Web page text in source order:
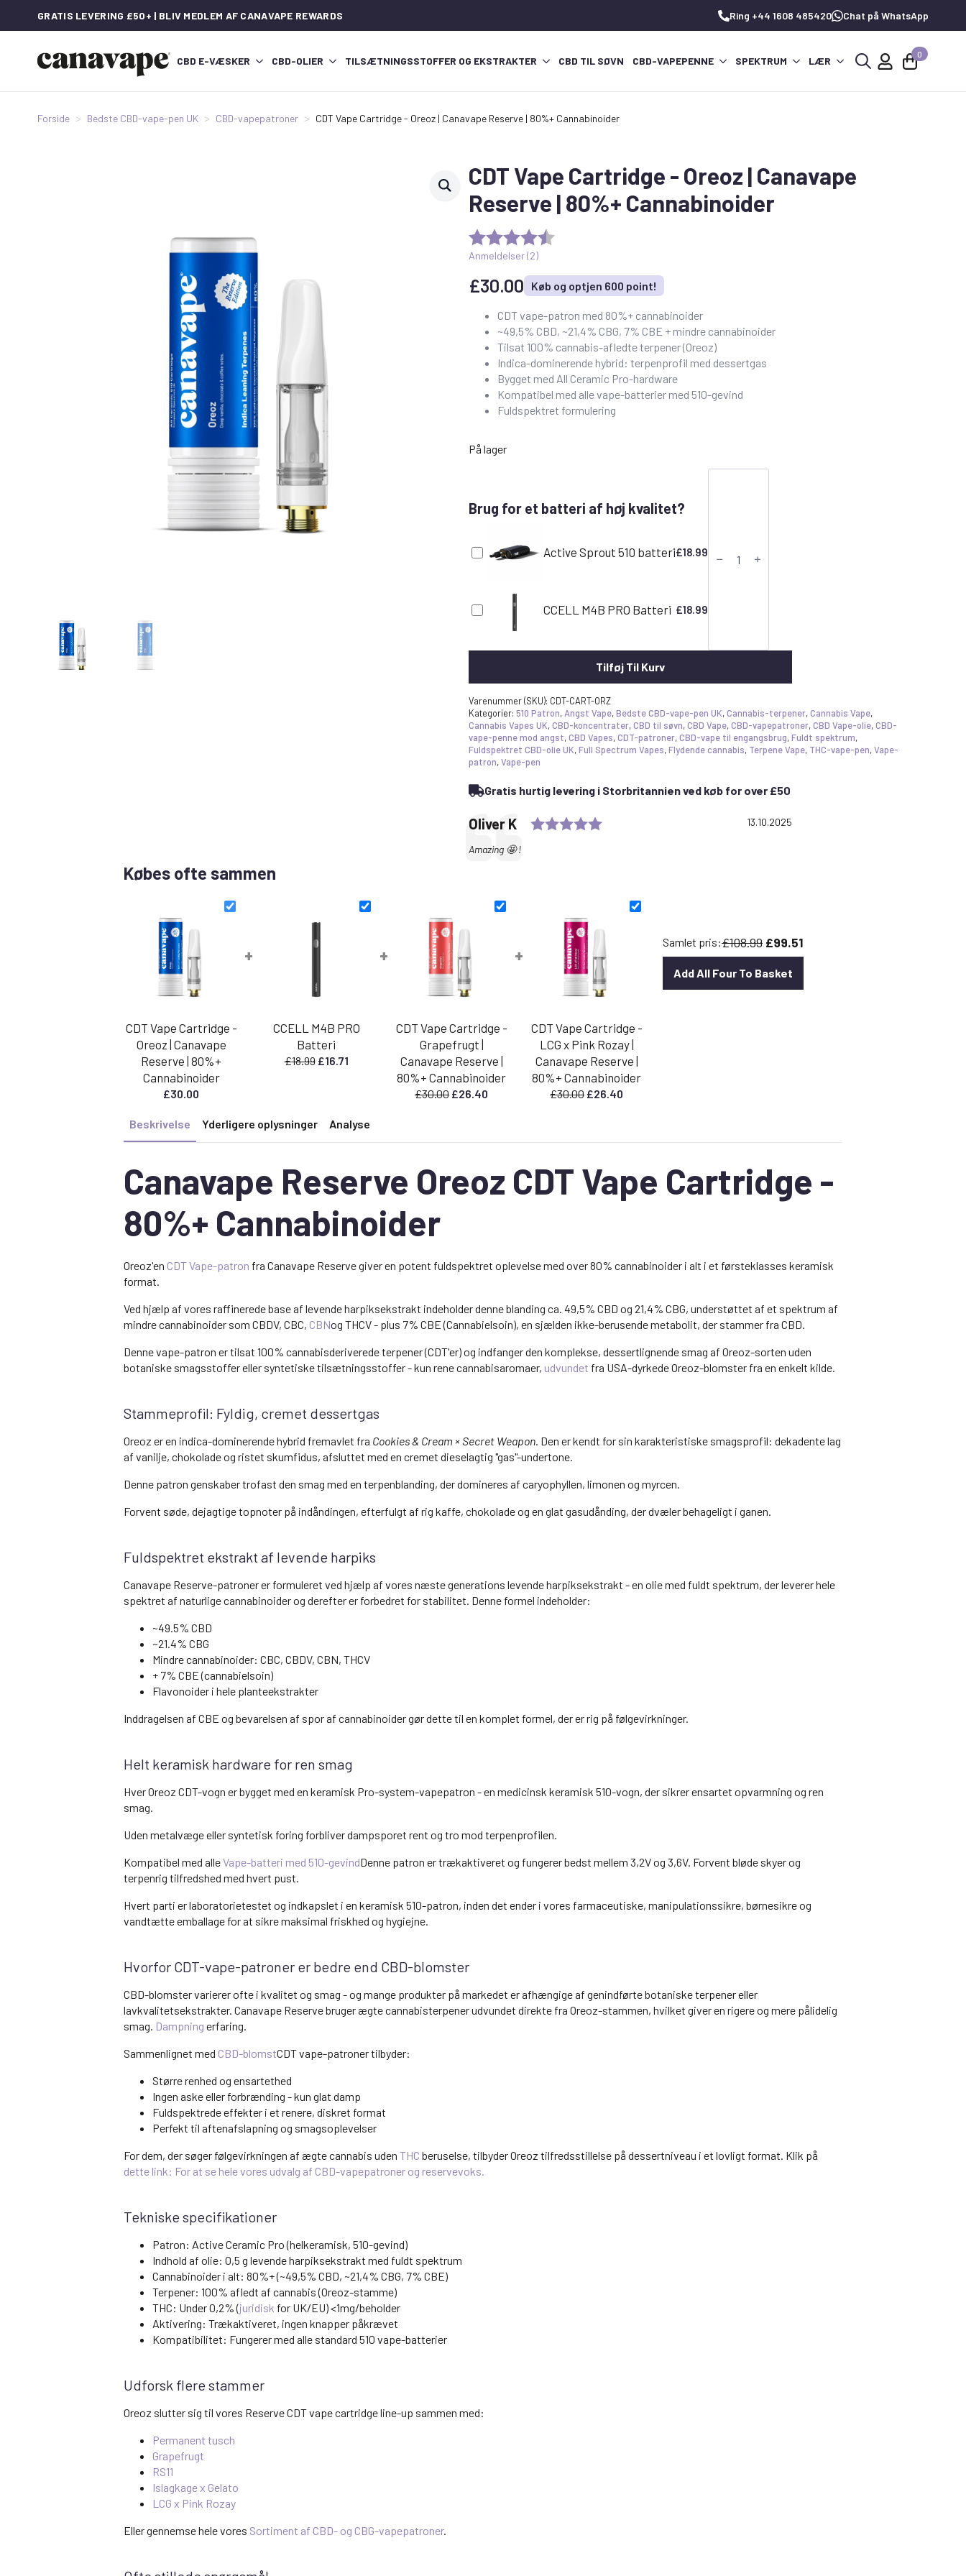
GRATIS LEVERING £50+ | BLIV MEDLEM AF CANAVAPE REWARDS Ring +44 1608 485420 Chat på WhatsApp
CBD E-VÆSKER CBD-OLIER TILSÆTNINGSSTOFFER OG EKSTRAKTER CBD TIL SØVN CBD-VAPEPENNE SPEKTRUM LÆR
0
Forside Bedste CBD-vape-pen UK CBD-vapepatroner CDT Vape Cartridge - Oreoz | Canavape Reserve | 80%+ Cannabinoider
CDT Vape Cartridge - Oreoz | Canavape
Reserve | 80%+ Cannabinoider
Anmeldelser (2)
£30.00 Køb og optjen 600 point!
CDT vape-patron med 80%+ cannabinoider
~49,5% CBD, ~21,4% CBG, 7% CBE + mindre cannabinoider
Tilsat 100% cannabis-afledte terpener (Oreoz)
Indica-dominerende hybrid: terpenprofil med dessertgas
Bygget med All Ceramic Pro-hardware
Kompatibel med alle vape-batterier med 510-gevind
Fuldspektret formulering
På lager
Brug for et batteri af høj kvalitet?
Active Sprout 510 batteri£18.99
CCELL M4B PRO Batteri £18.99
CDT
Reserve
Tilføj Til Kurv
Varenummer (SKU): CDT-CART-ORZ
Kategorier: 510 Patron, Angst Vape,Bedste CBD-vape-pen UK,Cannabis-terpener,Cannabis Vape,
Cannabis Vapes UK,CBD-koncentrater,CBD til søvn,CBD Vape,CBD-vapepatroner,CBD Vape-olie,CBD-
vape-penne mod angst,CBD Vapes,CDT-patroner,CBD-vape til engangsbrug,Fuldt spektrum,
Fuldspektret CBD-olie UK,Full Spectrum Vapes,Flydende cannabis, Terpene Vape, THC-vape-pen,Vape-
patron,Vape-pen
Gratis hurtig levering i Storbritannien ved køb for over £50
Udtalelse
Forfatter:
Oliver K Bedømmelse: 5,0 ud af 5 stjerner
Dato:
13.10.2025
Tekst:
Amazing 🤩 !
Købes ofte sammen
CDT Vape Cartridge -
Oreoz | Canavape
Reserve | 80%+
Cannabinoider
£30.00
+
CCELL M4B PRO
Batteri
£18.99 Den
£18.99.
£16.71Den
£16.71.
+
CDT Vape Cartridge -
Grapefrugt |
Canavape Reserve |
80%+ Cannabinoider
£30.00 Den
var:
£26.40
er:
+
CDT Vape Cartridge -
LCG x Pink Rozay |
Canavape Reserve |
80%+ Cannabinoider
£30.00 Den
var:
£26.40
er:
Samlet pris:£108.99 £99.51
Add All Four To Basket
Beskrivelse Yderligere oplysninger Analyse
Canavape Reserve Oreoz CDT Vape Cartridge -
80%+ Cannabinoider
Oreoz'en CDT Vape-patron fra Canavape Reserve giver en potent fuldspektret oplevelse med over 80% cannabinoider i alt i et førsteklasses keramisk
format.
Ved hjælp af vores raffinerede base af levende harpiksekstrakt indeholder denne blanding ca. 49,5% CBD og 21,4% CBG, understøttet af et spektrum af
mindre cannabinoider som CBDV, CBC, CBNog THCV - plus 7% CBE (Cannabielsoin), en sjælden ikke-berusende metabolit, der stammer fra CBD.
Denne vape-patron er tilsat 100% cannabisderiverede terpener (CDT'er) og indfanger den komplekse, dessertlignende smag af Oreoz-sorten uden
botaniske smagsstoffer eller syntetiske tilsætningsstoffer - kun rene cannabisaromaer, udvundet fra USA-dyrkede Oreoz-blomster fra en enkelt kilde.
Stammeprofil: Fyldig, cremet dessertgas
Oreoz er en indica-dominerende hybrid fremavlet fra Cookies & Cream × Secret Weapon . Den er kendt for sin karakteristiske smagsprofil: dekadente lag
af vanilje, chokolade og ristet skumfidus, afsluttet med en cremet dieselagtig "gas"-undertone.
Denne patron genskaber trofast den smag med en terpenblanding, der domineres af caryophyllen, limonen og myrcen.
Forvent søde, dejagtige topnoter på indåndingen, efterfulgt af rig kaffe, chokolade og en glat gasudånding, der dvæler behageligt i ganen.
Fuldspektret ekstrakt af levende harpiks
Canavape Reserve-patroner er formuleret ved hjælp af vores næste generations levende harpiksekstrakt - en olie med fuldt spektrum, der leverer hele
spektret af naturlige cannabinoider og derefter er forbedret for stabilitet. Denne formel indeholder:
~49.5% CBD
~21.4% CBG
Mindre cannabinoider: CBC, CBDV, CBN, THCV
+ 7% CBE (cannabielsoin)
Flavonoider i hele planteekstrakter
Inddragelsen af CBE og bevarelsen af spor af cannabinoider gør dette til en komplet formel, der er rig på følgevirkninger.
Helt keramisk hardware for ren smag
Hver Oreoz CDT-vogn er bygget med en keramisk Pro-system-vapepatron - en medicinsk keramisk 510-vogn, der sikrer ensartet opvarmning og ren
smag.
Uden metalvæge eller syntetisk foring forbliver dampsporet rent og tro mod terpenprofilen.
Kompatibel med alleVape-batteri med 510-gevindDenne patron er trækaktiveret og fungerer bedst mellem 3,2V og 3,6V. Forvent bløde skyer og
terpenrig tilfredshed med hvert pust.
Hvert parti er laboratorietestet og indkapslet i en keramisk 510-patron, inden det ender i vores farmaceutiske, manipulationssikre, børnesikre og
vandtætte emballage for at sikre maksimal friskhed og hygiejne.
Hvorfor CDT-vape-patroner er bedre end CBD-blomster
CBD-blomster varierer ofte i kvalitet og smag - og mange produkter på markedet er afhængige af genindførte botaniske terpener eller
lavkvalitetsekstrakter. Canavape Reserve bruger ægte cannabisterpener udvundet direkte fra Oreoz-stammen, hvilket giver en rigere og mere pålidelig
smag. Dampning erfaring.
Sammenlignet med CBD-blomstCDT vape-patroner tilbyder:
Større renhed og ensartethed
Ingen aske eller forbrænding - kun glat damp
Fuldspektrede effekter i et renere, diskret format
Perfekt til aftenafslapning og smagsoplevelser
For dem, der søger følgevirkningen af ægte cannabis uden THC beruselse, tilbyder Oreoz tilfredsstillelse på dessertniveau i et lovligt format. Klik på
dette link: For at se hele vores udvalg af CBD-vapepatroner og reservevoks.
Tekniske specifikationer
Patron: Active Ceramic Pro (helkeramisk, 510-gevind)
Indhold af olie: 0,5 g levende harpiksekstrakt med fuldt spektrum
Cannabinoider i alt: 80%+ (~49,5% CBD, ~21,4% CBG, 7% CBE)
Terpener: 100% afledt af cannabis (Oreoz-stamme)
THC: Under 0,2% (juridisk for UK/EU) <1mg/beholder
Aktivering: Trækaktiveret, ingen knapper påkrævet
Kompatibilitet: Fungerer med alle standard 510 vape-batterier
Udforsk flere stammer
Oreoz slutter sig til vores Reserve CDT vape cartridge line-up sammen med:
Permanent tusch
Grapefrugt
RS11
Islagkage x Gelato
LCG x Pink Rozay
Eller gennemse hele vores Sortiment af CBD- og CBG-vapepatroner.